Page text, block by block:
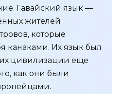
Гавайский язык —
жителей
которые
канаками. Их язык был
цивилизации еще
как они были